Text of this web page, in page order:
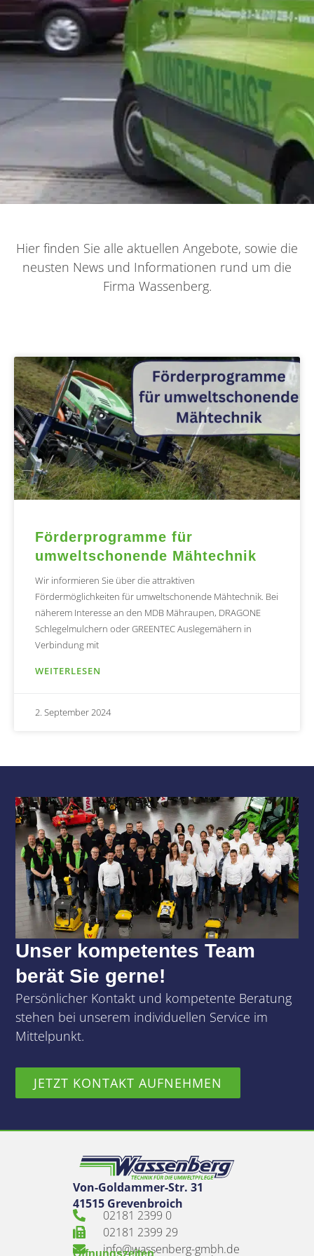
Hier finden Sie alle aktuellen Angebote, sowie die
neusten News und Informationen rund um die
Firma Wassenberg.
Förderprogramme für
umweltschonende Mähtechnik
Wir informieren Sie über die attraktiven
Fördermöglichkeiten für umweltschonende Mähtechnik. Bei
näherem Interesse an den MDB Mähraupen, DRAGONE
Schlegelmulchern oder GREENTEC Auslegemähern in
Verbindung mit
WEITERLESEN
2. September 2024
Unser kompetentes Team
berät Sie gerne!
Persönlicher Kontakt und kompetente Beratung
stehen bei unserem individuellen Service im
Mittelpunkt.
JETZT KONTAKT AUFNEHMEN
Von-Goldammer-Str. 31
41515 Grevenbroich
02181 2399 0
02181 2399 29
info@wassenberg-gmbh.de